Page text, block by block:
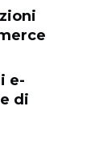
e-
di